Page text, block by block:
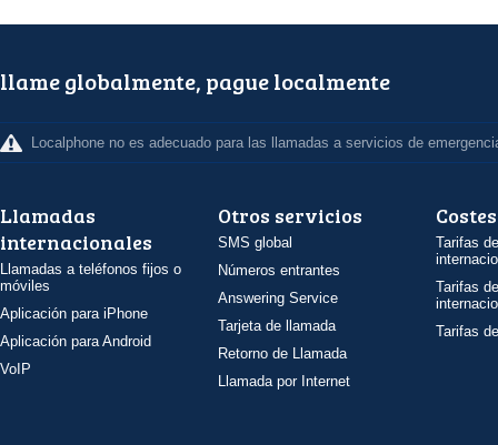
llame globalmente, pague localmente
Localphone no es adecuado para las llamadas a servicios de
Llamadas
internacionales
Llamadas a teléfonos fijos o
móviles
Aplicación para iPhone
Aplicación para Android
VoIP
Otros servicios
SMS global
Números entrantes
Answering Service
Tarjeta de llamada
Retorno de Llamada
Llamada por Internet
Costes
Tarifas
Tarifas
Tarifas